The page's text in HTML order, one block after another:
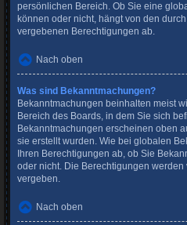
persönlichen Bereich. Ob Sie eine
können oder nicht, hängt von den
vergebenen Berechtigungen ab.
Nach oben
Was sind Bekanntmachungen?
Bekanntmachungen beinhalten meist
Bereich des Boards, in dem Sie sich
Bekanntmachungen erscheinen oben
sie erstellt wurden. Wie bei globalen
Ihren Berechtigungen ab, ob Sie
oder nicht. Die Berechtigungen
vergeben.
Nach oben